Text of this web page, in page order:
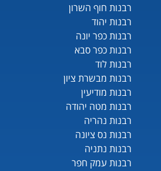
רבנות חוף השרון
רבנות יהוד
רבנות כפר יונה
רבנות כפר סבא
רבנות לוד
רבנות מבשרת ציון
רבנות מודיעין
רבנות מטה יהודה
רבנות נהריה
רבנות נס ציונה
רבנות נתניה
רבנות עמק חפר